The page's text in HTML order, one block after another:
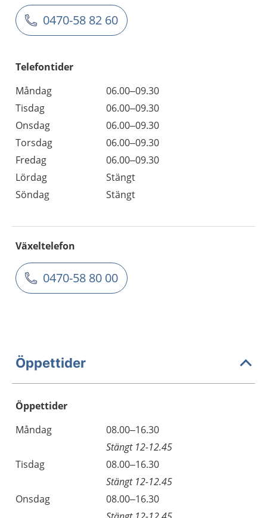
0470-58 82 60
Telefontider
Måndag
06.00–09.30
Tisdag
06.00–09.30
Onsdag
06.00–09.30
Torsdag
06.00–09.30
Fredag
06.00–09.30
Lördag
Stängt
Söndag
Stängt
Växeltelefon
0470-58 80 00
Öppettider
Öppettider
Dag
Öppettider
Kommentarer
Måndag
08.00–16.30
Stängt 12-12.45
Tisdag
08.00–16.30
Stängt 12-12.45
Onsdag
08.00–16.30